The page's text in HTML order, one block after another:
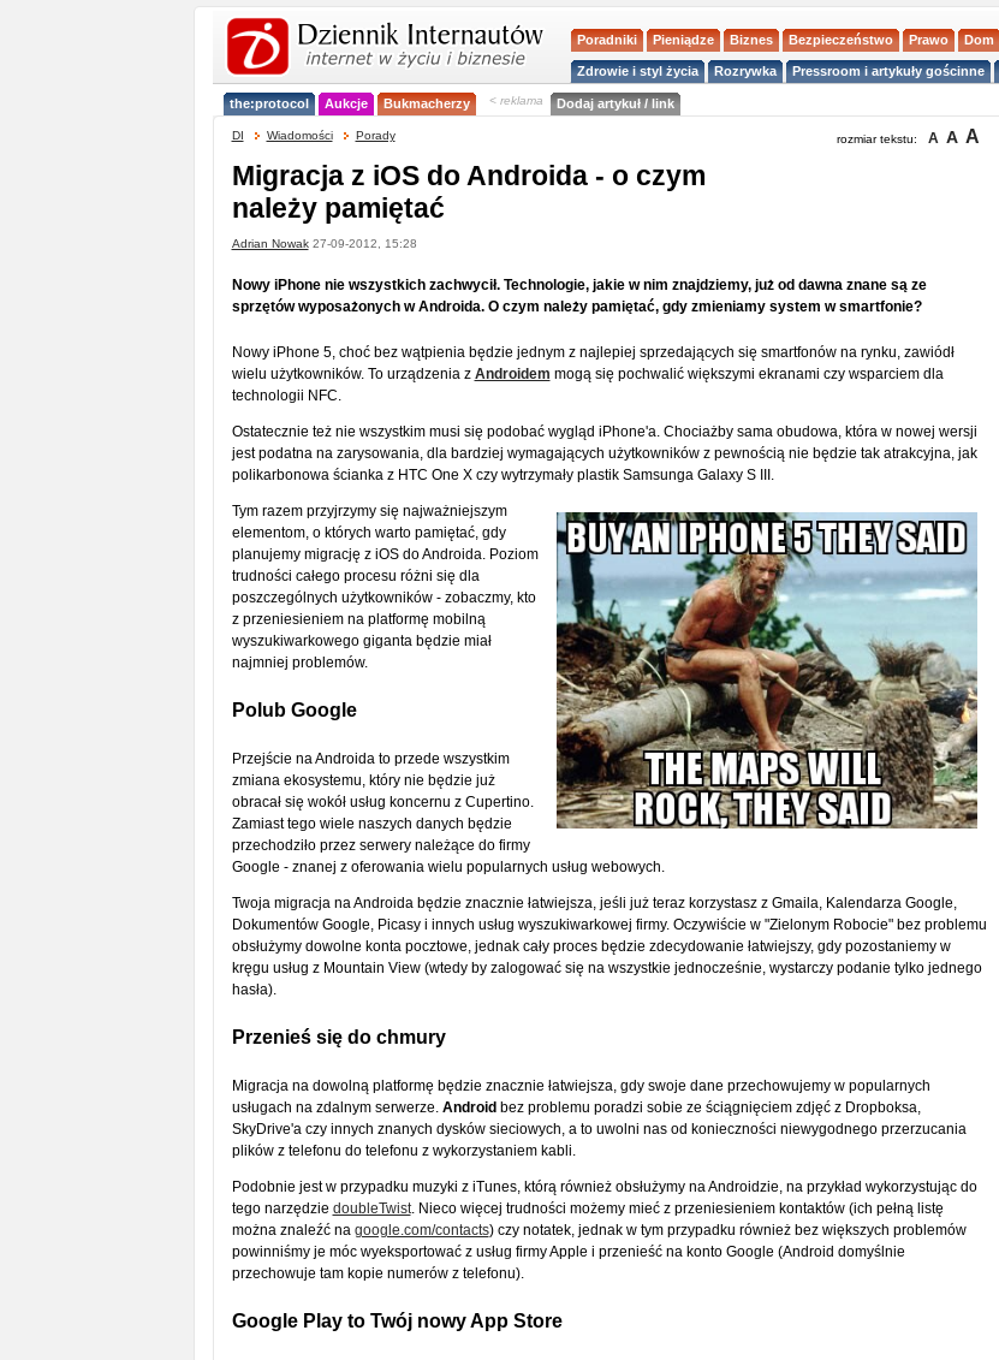
Poradniki Pieniądze Biznes Bezpieczeństwo Prawo Dom
Zdrowie i styl życia Rozrywka Pressroom i artykuły gościnne
the:protocol Aukcje Bukmacherzy < reklama Dodaj artykuł / link
DI Wiadomości Porady rozmiar tekstu: A A A
Migracja z iOS do Androida - o czym
należy pamiętać
Adrian Nowak27-09-2012, 15:28
Nowy iPhone nie wszystkich zachwycił. Technologie, jakie w nim znajdziemy, już od dawna znane są ze
sprzętów wyposażonych w Androida. O czym należy pamiętać, gdy zmieniamy system w smartfonie?
Nowy iPhone 5, choć bez wątpienia będzie jednym z najlepiej sprzedających się smartfonów na rynku, zawiódł
wielu użytkowników. To urządzenia z Androidem mogą się pochwalić większymi ekranami czy wsparciem dla
technologii NFC.
Ostatecznie też nie wszystkim musi się podobać wygląd iPhone'a. Chociażby sama obudowa, która w nowej wersji
jest podatna na zarysowania, dla bardziej wymagających użytkowników z pewnością nie będzie tak atrakcyjna, jak
polikarbonowa ścianka z HTC One X czy wytrzymały plastik Samsunga Galaxy S III.
Tym razem przyjrzymy się najważniejszym
elementom, o których warto pamiętać, gdy
planujemy migrację z iOS do Androida. Poziom
trudności całego procesu różni się dla
poszczególnych użytkowników - zobaczmy, kto
z przeniesieniem na platformę mobilną
wyszukiwarkowego giganta będzie miał
najmniej problemów.
Polub Google
Przejście na Androida to przede wszystkim
zmiana ekosystemu, który nie będzie już
obracał się wokół usług koncernu z Cupertino.
Zamiast tego wiele naszych danych będzie
przechodziło przez serwery należące do firmy
Google - znanej z oferowania wielu popularnych usług webowych.
Twoja migracja na Androida będzie znacznie łatwiejsza, jeśli już teraz korzystasz z Gmaila, Kalendarza Google,
Dokumentów Google, Picasy i innych usług wyszukiwarkowej firmy. Oczywiście w "Zielonym Robocie" bez problemu
obsłużymy dowolne konta pocztowe, jednak cały proces będzie zdecydowanie łatwiejszy, gdy pozostaniemy w
kręgu usług z Mountain View (wtedy by zalogować się na wszystkie jednocześnie, wystarczy podanie tylko jednego
hasła).
Przenieś się do chmury
Migracja na dowolną platformę będzie znacznie łatwiejsza, gdy swoje dane przechowujemy w popularnych
usługach na zdalnym serwerze. Android bez problemu poradzi sobie ze ściągnięciem zdjęć z Dropboksa,
SkyDrive'a czy innych znanych dysków sieciowych, a to uwolni nas od konieczności niewygodnego przerzucania
plików z telefonu do telefonu z wykorzystaniem kabli.
Podobnie jest w przypadku muzyki z iTunes, którą również obsłużymy na Androidzie, na przykład wykorzystując do
tego narzędzie doubleTwist. Nieco więcej trudności możemy mieć z przeniesieniem kontaktów (ich pełną listę
można znaleźć na google.com/contacts) czy notatek, jednak w tym przypadku również bez większych problemów
powinniśmy je móc wyeksportować z usług firmy Apple i przenieść na konto Google (Android domyślnie
przechowuje tam kopie numerów z telefonu).
Google Play to Twój nowy App Store